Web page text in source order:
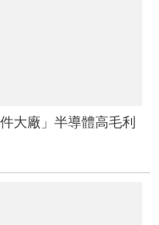
大廠」半導體高毛利